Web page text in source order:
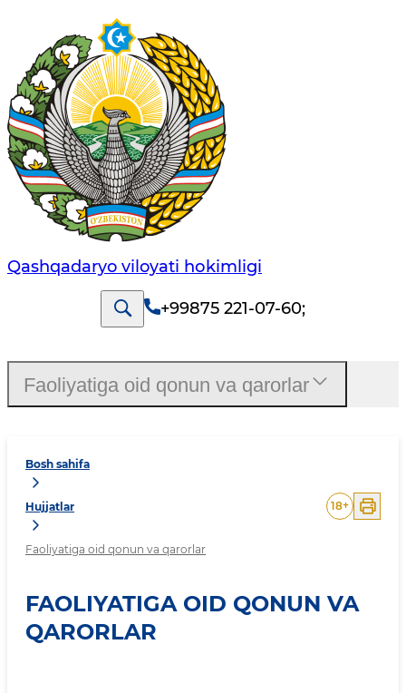
Qashqadaryo viloyati hоkimligi
+99875 221-07-60;
Bosh sahifa
Hujjatlar
Faoliyatiga oid qonun va qarorlar
18+
FAOLIYATIGA OID QONUN VA
QARORLAR
Faoliyatiga oid qonun va qarorlar